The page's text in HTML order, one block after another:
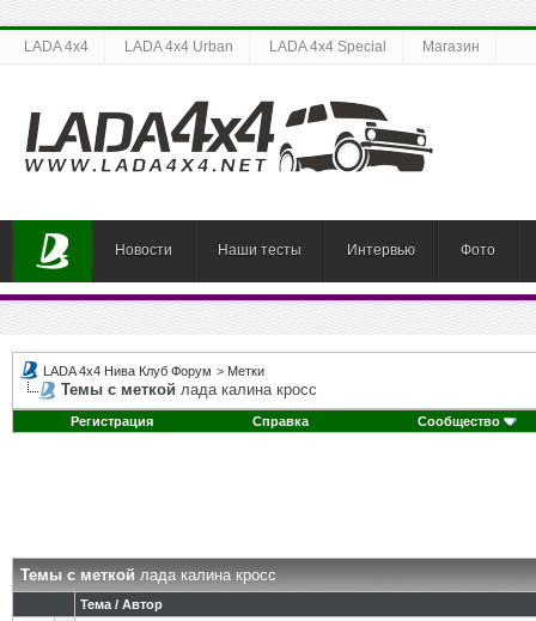
LADA 4x4 LADA 4x4 Urban LADA 4x4 Special Магазин
Новости Наши тесты Интервью Фото
LADA 4x4 Нива Клуб Форум > Метки
Темы с меткой лада калина кросс
Регистрация Справка Сообщество
Темы с меткойлада калина кросс
Тема / Автор